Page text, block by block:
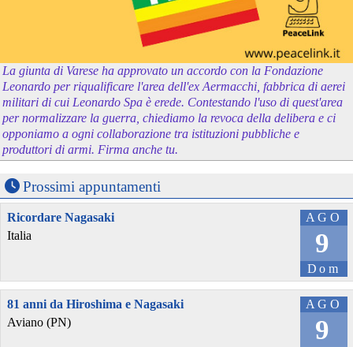
La giunta di Varese ha approvato un accordo con la Fondazione
Leonardo per riqualificare l'area dell'ex Aermacchi, fabbrica di aerei
militari di cui Leonardo Spa è erede. Contestando l'uso di quest'area
per normalizzare la guerra, chiediamo la revoca della delibera e ci
opponiamo a ogni collaborazione tra istituzioni pubbliche e
produttori di armi. Firma anche tu.
Prossimi appuntamenti
AGO
9
Dom
Ricordare Nagasaki
Italia
AGO
9
81 anni da Hiroshima e Nagasaki
Aviano (PN)